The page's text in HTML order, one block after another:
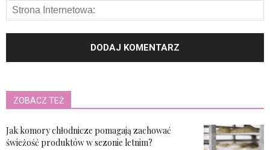
ZOBACZ TEŻ
Jak komory chłodnicze pomagają zachować
świeżość produktów w sezonie letnim?